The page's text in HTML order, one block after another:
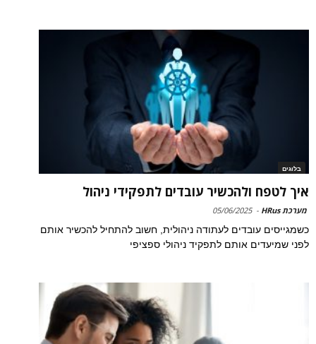
בלוגים
איך לטפח ולהכשיר עובדים לתפקידי ניהול
מערכת HRus -
05/06/2025
כשמגייסים עובדים לעתודה ניהולית, חשוב להתחיל להכשיר אותם
לפני שמיעדים אותם לתפקיד ניהולי ספציפי